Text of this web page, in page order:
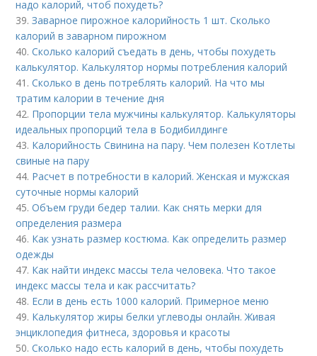
надо калорий, чтоб похудеть?
39.Заварное пирожное калорийность 1 шт. Сколько
калорий в заварном пирожном
40.Сколько калорий съедать в день, чтобы похудеть
калькулятор. Калькулятор нормы потребления калорий
41.Сколько в день потреблять калорий. На что мы
тратим калории в течение дня
42. Пропорции тела мужчины калькулятор. Калькуляторы
идеальных пропорций тела в Бодибилдинге
43. Калорийность Свинина на пару. Чем полезен Котлеты
свиные на пару
44. Расчет в потребности в калорий. Женская и мужская
суточные нормы калорий
45.Объем груди бедер талии. Как снять мерки для
определения размера
46. Как узнать размер костюма. Как определить размер
одежды
47. Как найти индекс массы тела человека. Что такое
индекс массы тела и как рассчитать?
48. Если в день есть 1000 калорий. Примерное меню
49. Калькулятор жиры белки углеводы онлайн. Живая
энциклопедия фитнеса, здоровья и красоты
50.Сколько надо есть калорий в день, чтобы похудеть